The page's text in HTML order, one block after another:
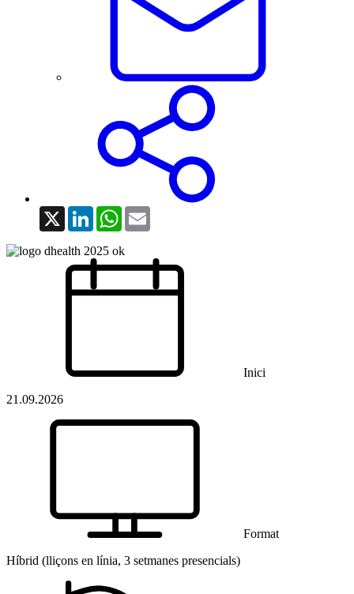
X LinkedInWhatsApp
Inici
21.09.2026
Format
Híbrid (lliçons en línia, 3 setmanes presencials)